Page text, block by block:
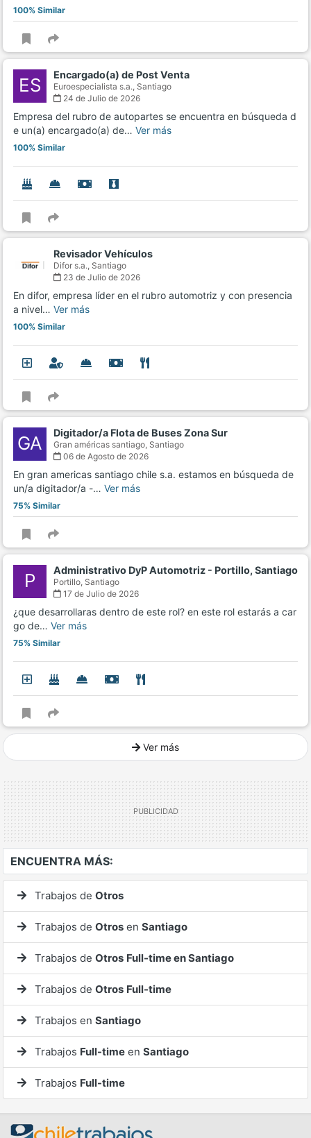
100% Similar
ES Encargado(a) de Post Venta
Euroespecialista s.a., Santiago
24 de Julio de 2026
Empresa del rubro de autopartes se encuentra en búsqueda d
e un(a) encargado(a) de… Ver más
100% Similar
Revisador Vehículos
Difor s.a., Santiago
23 de Julio de 2026
En difor, empresa líder en el rubro automotriz y con presencia
a nivel… Ver más
100% Similar
GA Digitador/a Flota de Buses Zona Sur
Gran américas santiago, Santiago
06 de Agosto de 2026
En gran americas santiago chile s.a. estamos en búsqueda de
un/a digitador/a -… Ver más
75% Similar
P Administrativo DyP Automotriz - Portillo, Santiago
Portillo, Santiago
17 de Julio de 2026
¿que desarrollaras dentro de este rol? en este rol estarás a car
go de… Ver más
75% Similar
Ver más
ENCUENTRA MÁS:
Trabajos de Otros
Trabajos de Otros en Santiago
Trabajos de Otros Full-time en Santiago
Trabajos de Otros Full-time
Trabajos en Santiago
Trabajos Full-time en Santiago
Trabajos Full-time